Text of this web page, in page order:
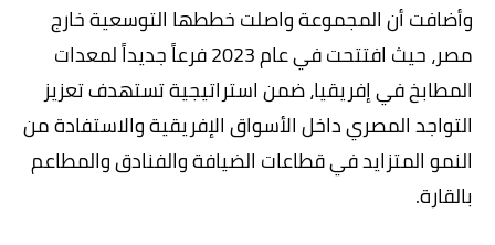
وأضافت أن المجموعة واصلت خططها التوسعية خارج
مصر، حيث افتتحت في عام 2023 فرعاً جديداً لمعدات
المطابخ في إفريقيا، ضمن استراتيجية تستهدف تعزيز
التواجد المصري داخل الأسواق الإفريقية والاستفادة من
النمو المتزايد في قطاعات الضيافة والفنادق والمطاعم
بالقارة.